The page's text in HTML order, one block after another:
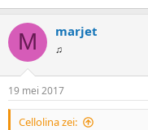
M marjet
♫
19 mei 2017
Cellolina zei: